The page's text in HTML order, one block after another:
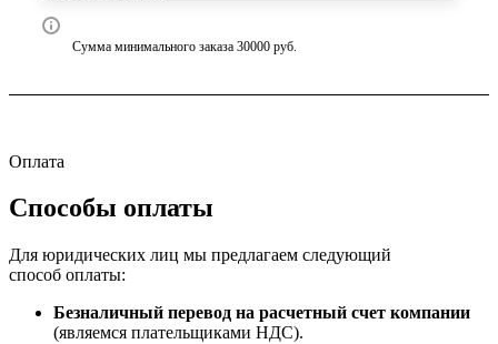
Сумма минимального заказа 30000 руб.
Оплата
Способы оплаты
Для юридических лиц мы предлагаем следующий
способ оплаты:
Безналичный перевод на расчетный счет компании
(являемся плательщиками НДС).